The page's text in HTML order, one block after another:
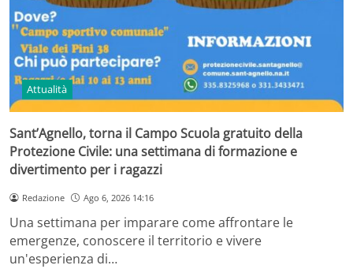
Attualità
Sant’Agnello, torna il Campo Scuola gratuito della
Protezione Civile: una settimana di formazione e
divertimento per i ragazzi
Redazione Ago 6, 2026 14:16
Una settimana per imparare come affrontare le
emergenze, conoscere il territorio e vivere
un'esperienza di…